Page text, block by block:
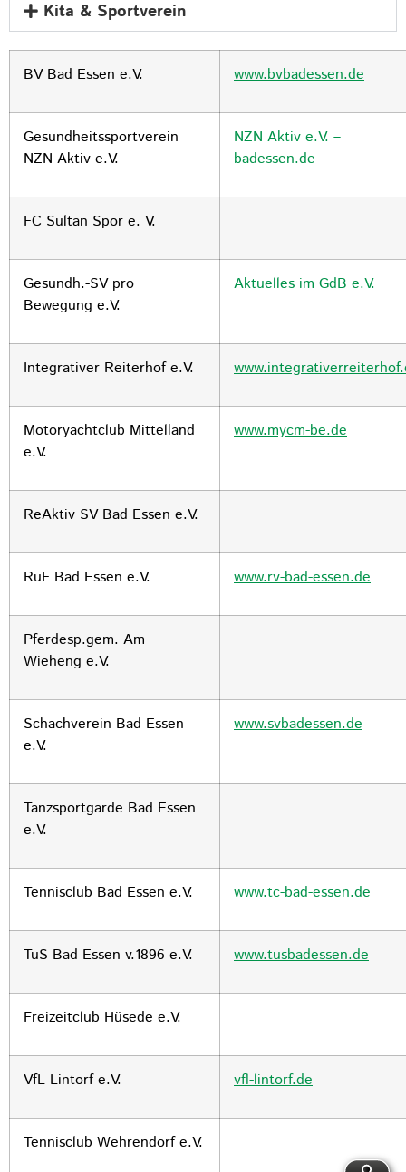
Kita & Sportverein
BV Bad Essen e.V. www.bvbadessen.de
Gesundheitssportverein
NZN Aktiv e.V.
NZN Aktiv e.V. –
badessen.de
FC Sultan Spor e. V.
Gesundh.-SV pro
Bewegung e.V.
Aktuelles im GdB e.V.
Integrativer Reiterhof e.V.
Motoryachtclub Mittelland
e.V.
www.mycm-be.de
ReAktiv SV Bad Essen e.V.
RuF Bad Essen e.V. www.rv-bad-essen.de
Pferdesp.gem. Am
Wieheng e.V.
Schachverein Bad Essen
e.V.
www.svbadessen.de
Tanzsportgarde Bad Essen
e.V.
Tennisclub Bad Essen e.V. www.tc-bad-essen.de
TuS Bad Essen v.1896 e.V. www.tusbadessen.de
Freizeitclub Hüsede e.V.
VfL Lintorf e.V. vfl-lintorf.de
Tennisclub Wehrendorf e.V.